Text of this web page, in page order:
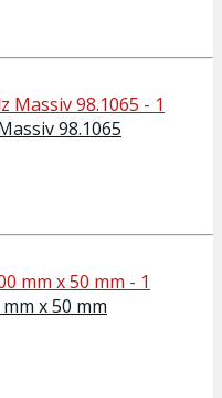
98.1065
x 50 mm